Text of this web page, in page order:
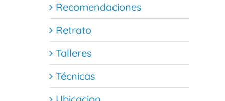
Recomendaciones
Retrato
Talleres
Técnicas